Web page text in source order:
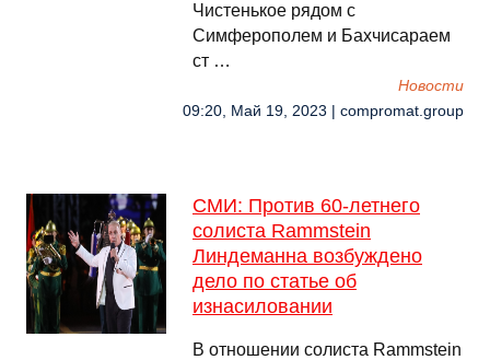
Чистенькое рядом с
Симферополем и Бахчисараем
ст …
Новости
09:20, Май 19, 2023 | compromat.group
СМИ: Против 60-летнего
солиста Rammstein
Линдеманна возбуждено
дело по статье об
изнасиловании
В отношении солиста Rammstein